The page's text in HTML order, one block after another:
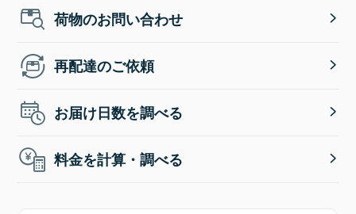
荷物のお問い合わせ
再配達のご依頼
お届け日数を調べる
料金を計算・調べる